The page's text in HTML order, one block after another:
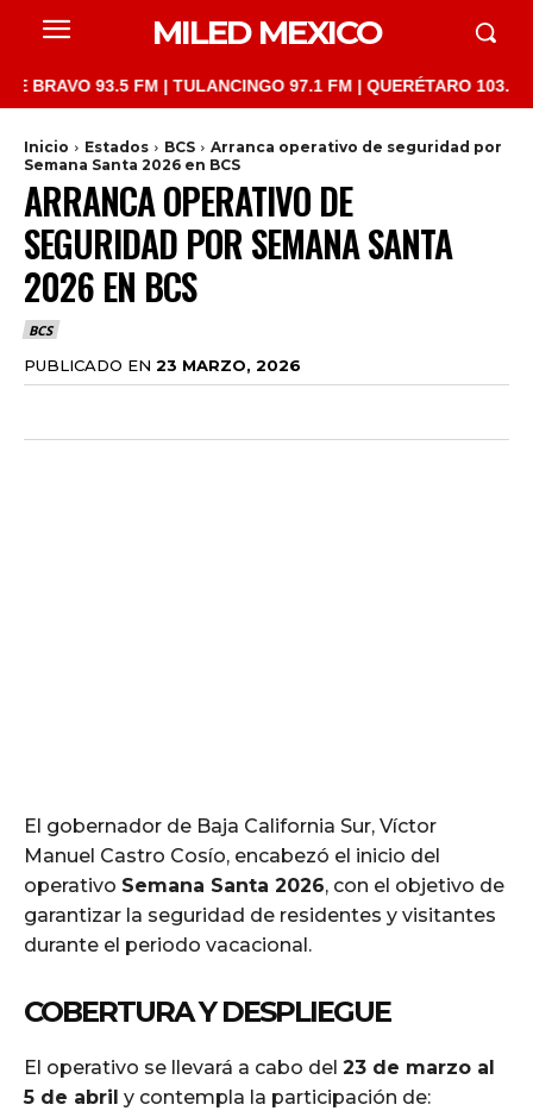
MILED MEXICO
93.5 FM | TULANCINGO 97.1 FM | QUERÉTARO 103.1 FM
Inicio Estados BCS
Arranca operativo de seguridad por
Semana Santa 2026 en BCS
ARRANCA OPERATIVO DE
SEGURIDAD POR SEMANA SANTA
2026 EN BCS
BCS
PUBLICADO EN 23 MARZO, 2026
El gobernador de Baja California Sur, Víctor
Manuel Castro Cosío, encabezó el inicio del
operativo Semana Santa 2026, con el objetivo de
garantizar la seguridad de residentes y visitantes
durante el periodo vacacional.
COBERTURA Y DESPLIEGUE
El operativo se llevará a cabo del 23 de marzo al
5 de abril y contempla la participación de: